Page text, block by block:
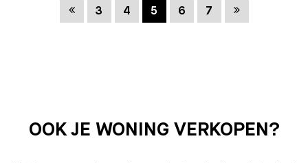
Vorige
3 4 5 6 7 Volgende
OOK JE WONING VERKOPEN?